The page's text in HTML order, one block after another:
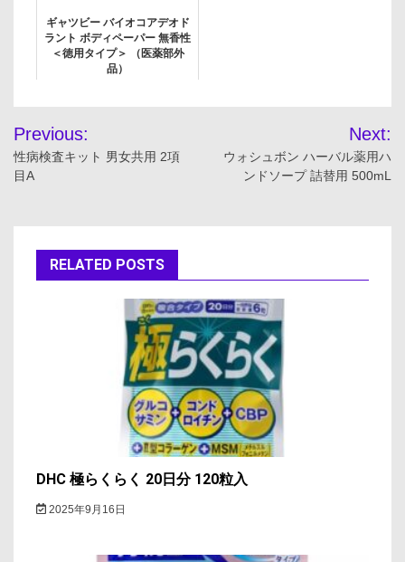
ギャツビー バイオコアデオド
ラント ボディペーパー 無香性
＜徳用タイプ＞ （医薬部外
品）
投
稿
ゲ
Previous:
性病検査キット 男女共用 2項
目A
Next:
ウォシュボン ハーバル薬用ハ
ンドソープ 詰替用 500mL
RELATED POSTS
DHC 極らくらく 20日分 120粒入
2025年9月16日